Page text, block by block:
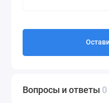
VK8820HMR
VK8820HUV
VK8830HTXR
Вопросы и ответы 0